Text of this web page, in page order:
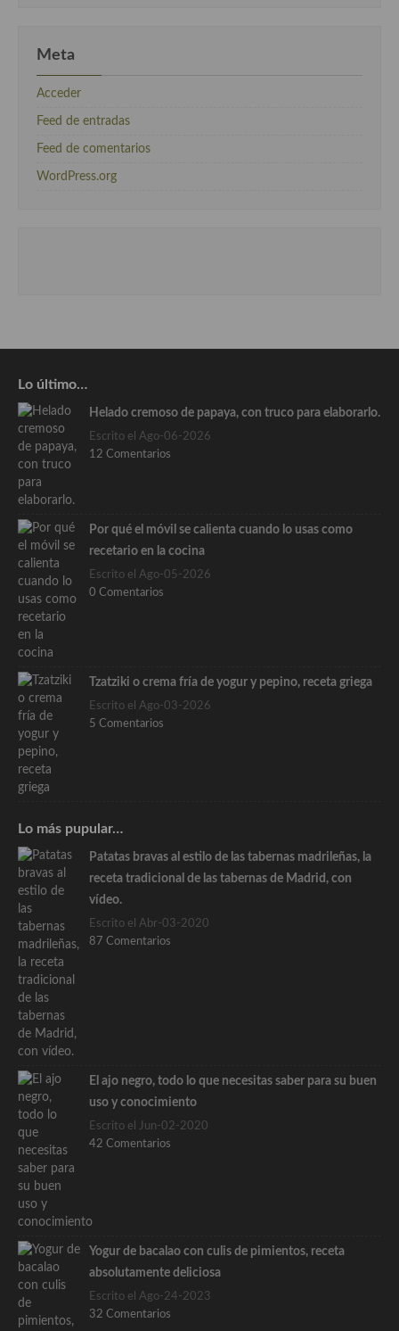
Meta
Acceder
Feed de entradas
Feed de comentarios
WordPress.org
Lo último…
Helado cremoso de papaya, con truco para elaborarlo.
Escrito el Ago-06-2026
12 Comentarios
Por qué el móvil se calienta cuando lo usas como
recetario en la cocina
Escrito el Ago-05-2026
0 Comentarios
Tzatziki o crema fría de yogur y pepino, receta griega
Escrito el Ago-03-2026
5 Comentarios
Lo más pupular…
Patatas bravas al estilo de las tabernas madrileñas, la
receta tradicional de las tabernas de Madrid, con
vídeo.
Escrito el Abr-03-2020
87 Comentarios
El ajo negro, todo lo que necesitas saber para su buen
uso y conocimiento
Escrito el Jun-02-2020
42 Comentarios
Yogur de bacalao con culis de pimientos, receta
absolutamente deliciosa
Escrito el Ago-24-2023
32 Comentarios